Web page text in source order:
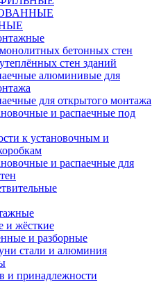
бетонных стен
стен зданий
алюминивые для
для открытого монтажа
и распаечные под
к установочным и
и распаечные для
и жёсткие
и разборные
стали и алюминия
и принадлежности